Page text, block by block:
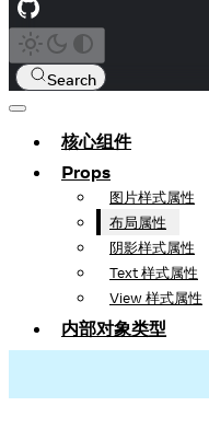
Search
核心组件
Props
图片样式属性
布局属性
阴影样式属性
Text 样式属性
View 样式属性
内部对象类型